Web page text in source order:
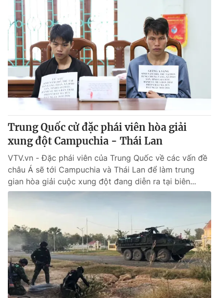
Trung Quốc cử đặc phái viên hòa giải
xung đột Campuchia - Thái Lan
VTV.vn - Đặc phái viên của Trung Quốc về các vấn đề
châu Á sẽ tới Campuchia và Thái Lan để làm trung
gian hòa giải cuộc xung đột đang diễn ra tại biên...